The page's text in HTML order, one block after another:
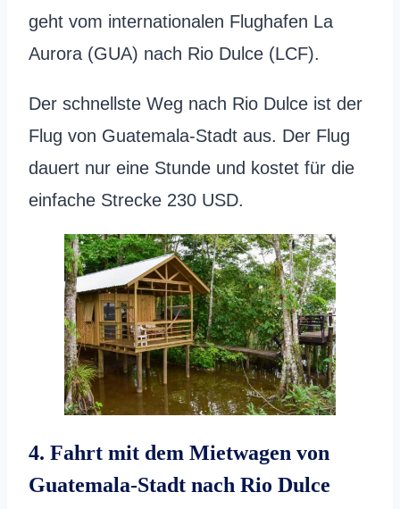
geht vom internationalen Flughafen La
Aurora (GUA) nach Rio Dulce (LCF).
Der schnellste Weg nach Rio Dulce ist der
Flug von Guatemala-Stadt aus. Der Flug
dauert nur eine Stunde und kostet für die
einfache Strecke 230 USD.
4. Fahrt mit dem Mietwagen von
Guatemala-Stadt nach Rio Dulce